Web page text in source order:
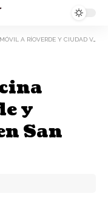
Y CIUDAD VALLES, EN SAN LUIS POTOSÍ
y
San